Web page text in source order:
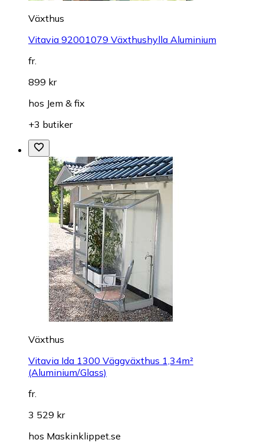
Växthus
Vitavia 92001079 Växthushylla Aluminium
fr.
899 kr
hos Jem & fix
+3 butiker
Växthus
Vitavia Ida 1300 Väggväxthus 1,34m²
(Aluminium/Glass)
fr.
3 529 kr
hos Maskinklippet.se